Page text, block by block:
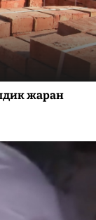
жаран